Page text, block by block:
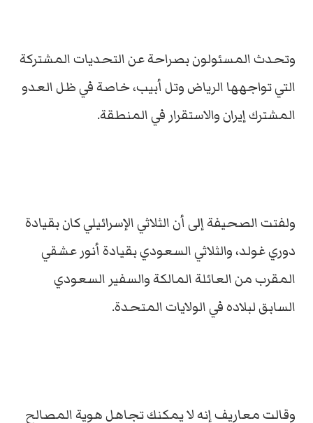
وتحدث المسئولون بصراحة عن التحديات المشتركة
التي تواجهها الرياض وتل أبيب، خاصة في ظل العدو
المشترك إيران والاستقرار في المنطقة.
ولفتت الصحيفة إلى أن الثلاثي الإسرائيلي كان بقيادة
دوري غولد، والثلاثي السعودي بقيادة أنور عشقي
المقرب من العائلة المالكة والسفير السعودي
السابق لبلاده في الولايات المتحدة.
وقالت معاريف إنه لا يمكنك تجاهل هوية المصالح